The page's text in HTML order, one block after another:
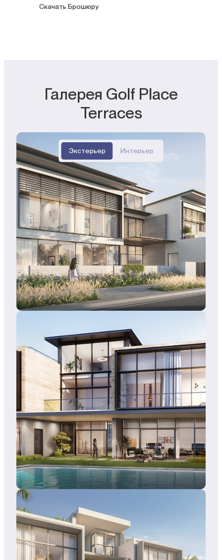
Скачать Брошюру
Галерея Golf Place
Terraces
Экстерьер Интерьер